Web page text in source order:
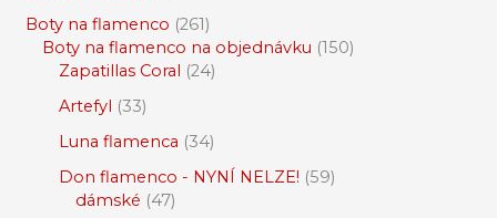
Boty na flamenco 261
Boty na flamenco na objednávku 150
Zapatillas Coral 24
Artefyl 33
Luna flamenca 34
Don flamenco - NYNÍ NELZE! 59
dámské 47